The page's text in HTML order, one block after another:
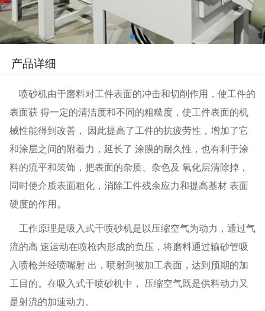
产品详细
喷砂机由于磨料对工件表面的冲击和切削作用，使工件的
表面获 得一定的清洁度和不同的粗糙度，使工件表面的机
械性能得到改善， 因此提高了工件的抗疲劳性，增加了它
和涂层之间的附着力，延长了 涂膜的耐久性，也有利于涂
料的流平和装饰，把表面的杂质、杂色及 氧化层清除掉，
同时使介质表面粗化，消除工件残余应力和提高基材 表面
硬度的作用。
工作原理是吸入式干喷砂机是以压缩空气为动力，通过气
流的高 速运动在喷枪内形成的负压，将磨料通过输砂管吸
入喷枪并经喷嘴射 出，喷射到被加工表面，达到预期的加
工目的。在吸入式干喷砂机中， 压缩空气既是供料动力又
是射流的加速动力。